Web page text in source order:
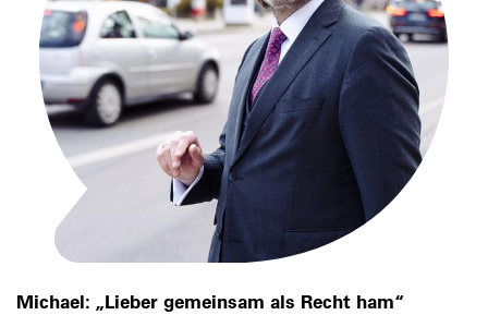
Michael: „Lieber gemeinsam als Recht ham“